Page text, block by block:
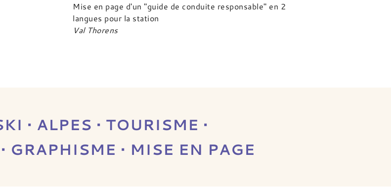
Mise en page d'un "guide de conduite responsable" en 2
langues pour la station
Val Thorens
• ALPES • TOURISME •
GRAPHISME • MISE EN PAGE